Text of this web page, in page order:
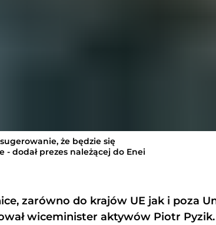
że będzie się
dodał prezes należącej do Enei
zarówno do krajów UE jak i poza
wiceminister aktywów Piotr Pyzik.